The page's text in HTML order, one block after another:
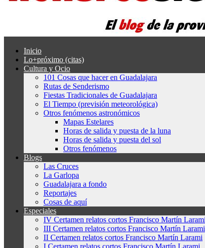
Inicio
Lo+próximo (citas)
Cultura y Ocio
101 Cosas que hacer en Guadalajara
Rutas de Senderismo
Fiestas Tradicionales de Guadalajara
El Tiempo (previsión meteorológica)
Otros fenómenos astronómicos
Mapas Estelares
Horas de salida y puesta de la luna
Horas de salida y puesta del sol
Otros fenómenos
Blogs
Las Cruces
La Garlopa
Guadalajara a fondo
Reportajes
Cosas de aquí
Especiales
IV Certamen relatos cortos Francisco Martín Larami
III Certamen relatos cortos Francisco Martín Larami
II Certamen relatos cortos Francisco Martín Larami
I Certamen relatos cortos Francisco Martín Larami